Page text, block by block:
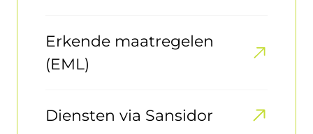
Erkende maatregelen
(EML)
Diensten via Sansidor